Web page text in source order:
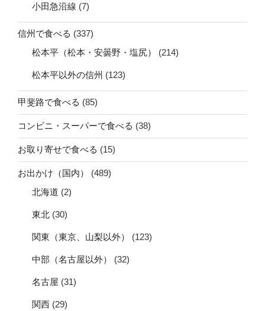
小田急沿線 (7)
信州で食べる (337)
松本平（松本・安曇野・塩尻）
(214)
松本平以外の信州 (123)
甲斐路で食べる (85)
コンビニ・スーパーで食べる (38)
お取り寄せで食べる (15)
お出かけ（国内）
(489)
北海道 (2)
東北 (30)
関東（東京、山梨以外） (123)
中部（名古屋以外） (32)
名古屋 (31)
関西 (29)